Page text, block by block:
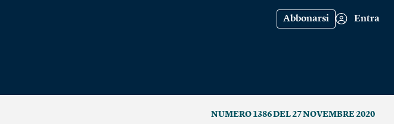
Abbonarsi Entra
NUMERO 1386 DEL 27 NOVEMBRE 2020